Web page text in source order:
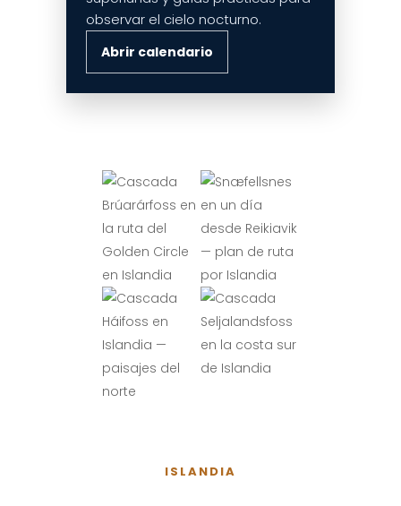
observar el cielo nocturno.
Abrir calendario
ISLANDIA